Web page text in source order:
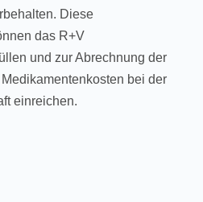
Diese
das R+V
und zur Abrechnung der
bei der
einreichen.